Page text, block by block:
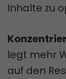
Inhalte zu
legt mehr
auf den